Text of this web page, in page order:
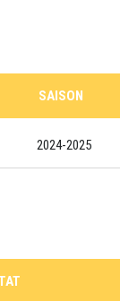
SAISON
2024-2025